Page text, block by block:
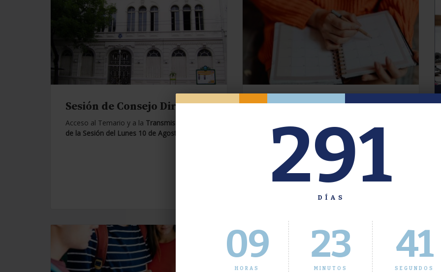
291
DÍAS
09
HORAS
23
MINUTOS
41
SEGUNDOS
Sesión de Consejo Directivo.
Acceso al Temario y a la Transmisión en Vivo
de la Sesión del Lunes 10 de Agosto de 2026.
Oferta de Grado. Segundo
Inscripción del 30 de julio al 4 de agosto a
través del Sistema Académico